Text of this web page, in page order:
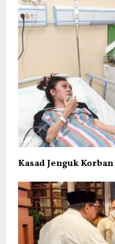
Kasad Jenguk